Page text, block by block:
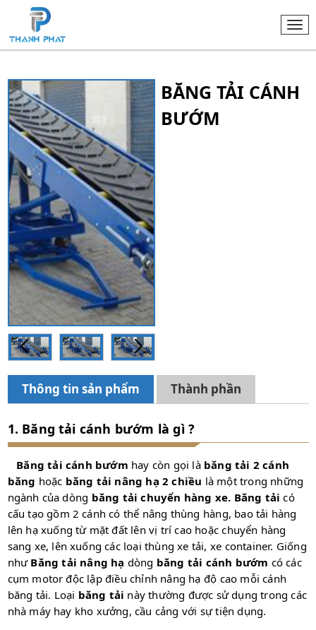
BĂNG TẢI CÁNH
BƯỚM
Thông tin sản phẩm Thành phần
1. Băng tải cánh bướm là gì ?
Băng tải cánh bướm hay còn gọi là băng tải 2 cánh
băng hoặc băng tải nâng hạ 2 chiều là một trong những
ngành của dòng băng tải chuyển hàng xe. Băng tảicó
cấu tạo gồm 2 cánh có thể nâng thùng hàng, bao tải hàng
lên hạ xuống từ mặt đất lên vị trí cao hoặc chuyển hàng
sang xe, lên xuống các loại thùng xe tải, xe container. Giống
như Băng tải nâng hạ dòng băng tải cánh bướm có các
cụm motor độc lập điều chỉnh nâng hạ độ cao mỗi cánh
băng tải. Loại băng tải này thường được sử dụng trong các
nhà máy hay kho xưởng, cầu cảng với sự tiện dụng.